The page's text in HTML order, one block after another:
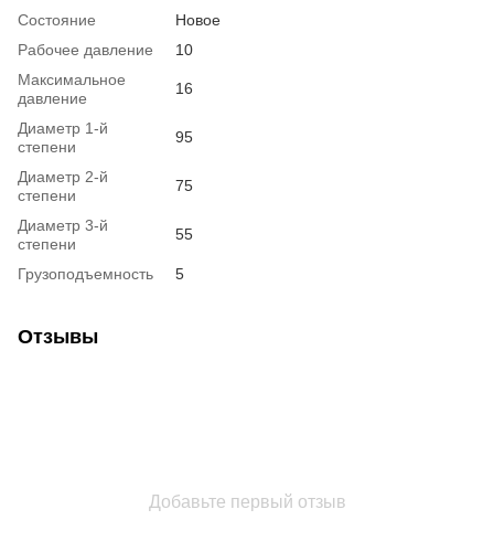
Состояние
Новое
Рабочее давление
10
Максимальное
давление
16
Диаметр 1-й
степени
95
Диаметр 2-й
степени
75
Диаметр 3-й
степени
55
Грузоподъемность 5
Отзывы
Добавьте первый отзыв